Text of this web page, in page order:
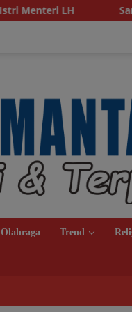
Sambut Ketua Komisi II
Olahraga Trend